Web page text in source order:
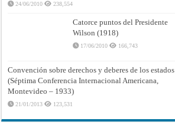
24/06/2010 238,554
Catorce puntos del Presidente
Wilson (1918)
17/06/2010 166,743
Convención sobre derechos y deberes de los estados
(Séptima Conferencia Internacional Americana,
Montevideo – 1933)
21/01/2013 123,531